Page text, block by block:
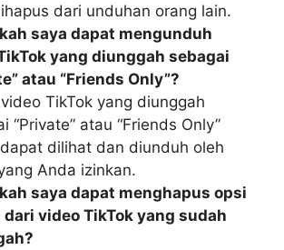
dari unduhan orang lain.
saya dapat mengunduh
yang diunggah sebagai
atau “Friends Only”?
TikTok yang diunggah
“Private” atau “Friends Only”
dilihat dan diunduh oleh
Anda izinkan.
saya dapat menghapus opsi
video TikTok yang sudah